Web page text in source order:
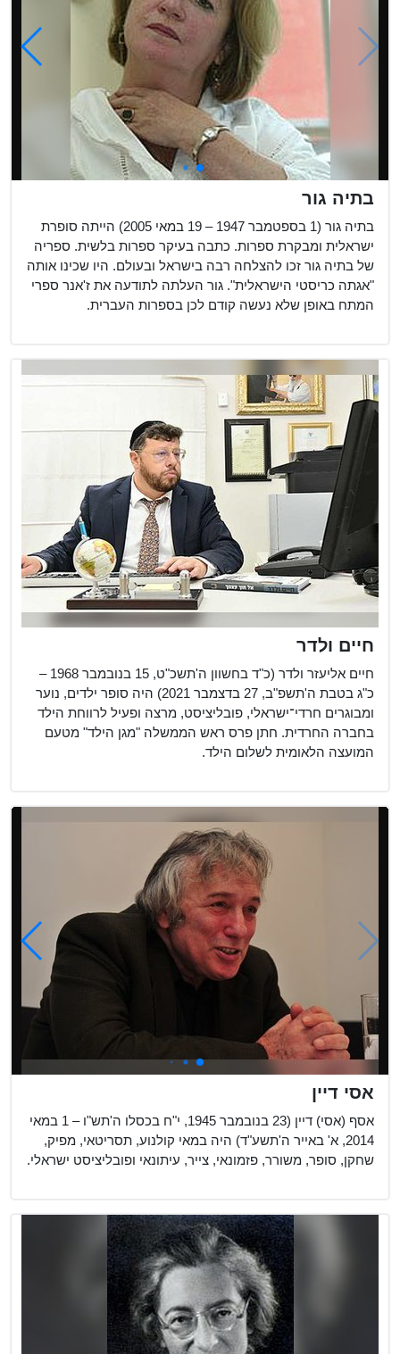
בתיה גור
בתיה גור (1 בספטמבר 1947 – 19 במאי 2005) הייתה סופרת
ישראלית ומבקרת ספרות. כתבה בעיקר ספרות בלשית. ספריה
של בתיה גור זכו להצלחה רבה בישראל ובעולם. היו שכינו אותה
"אגתה כריסטי הישראלית". גור העלתה לתודעה את ז'אנר ספרי
המתח באופן שלא נעשה קודם לכן בספרות העברית.
חיים ולדר
חיים אליעזר ולדר (כ"ד בחשוון ה'תשכ"ט, 15 בנובמבר 1968 –
כ"ג בטבת ה'תשפ"ב, 27 בדצמבר 2021) היה סופר ילדים, נוער
ומבוגרים חרדי־ישראלי, פובליציסט, מרצה ופעיל לרווחת הילד
בחברה החרדית. חתן פרס ראש הממשלה "מגן הילד" מטעם
המועצה הלאומית לשלום הילד.
אסי דיין
אסף (אסי) דיין (23 בנובמבר 1945, י"ח בכסלו ה'תש"ו – 1 במאי
2014, א' באייר ה'תשע"ד) היה במאי קולנוע, תסריטאי, מפיק,
שחקן, סופר, משורר, פזמונאי, צייר, עיתונאי ופובליציסט ישראלי.